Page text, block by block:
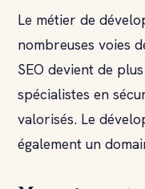
Le métier de
nombreuses voies
SEO devient de
spécialistes en
valorisés. Le
également un